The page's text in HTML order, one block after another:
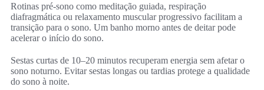
Rotinas pré-sono como meditação guiada, respiração
diafragmática ou relaxamento muscular progressivo facilitam a
transição para o sono. Um banho morno antes de deitar pode
acelerar o início do sono.
Sestas curtas de 10–20 minutos recuperam energia sem afetar o
sono noturno. Evitar sestas longas ou tardias protege a qualidade
do sono à noite.